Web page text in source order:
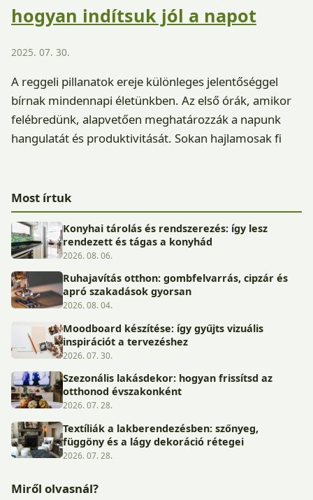
hogyan indítsuk jól a napot
2025. 07. 30.
A reggeli pillanatok ereje különleges jelentőséggel
bírnak mindennapi életünkben. Az első órák, amikor
felébredünk, alapvetően meghatározzák a napunk
hangulatát és produktivitását. Sokan hajlamosak fi
Most írtuk
Konyhai tárolás és rendszerezés: így lesz
rendezett és tágas a konyhád
2026. 08. 06.
Ruhajavítás otthon: gombfelvarrás, cipzár és
apró szakadások gyorsan
2026. 08. 04.
Moodboard készítése: így gyűjts vizuális
inspirációt a tervezéshez
2026. 07. 30.
Szezonális lakásdekor: hogyan frissítsd az
otthonod évszakonként
2026. 07. 28.
Textíliák a lakberendezésben: szőnyeg,
függöny és a lágy dekoráció rétegei
2026. 07. 28.
Miről olvasnál?